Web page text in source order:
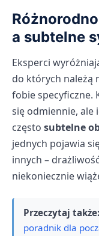
a subtelne
Eksperci
do których należą
fobie specyficzne.
się odmiennie, ale
często subtelne
jednych pojawia
innych –
niekoniecznie
Przeczytaj także:
poradnik dla